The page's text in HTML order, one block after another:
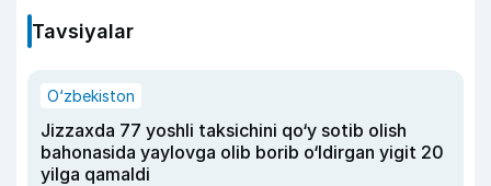
Tavsiyalar
O‘zbekiston
Jizzaxda 77 yoshli taksichini qo‘y sotib olish
bahonasida yaylovga olib borib o‘ldirgan yigit 20
yilga qamaldi